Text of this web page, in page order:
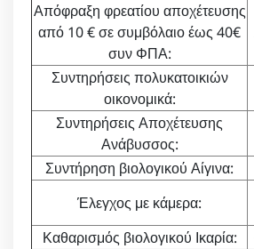
Απόφραξη φρεατίου αποχέτευσης
από 10 € σε συμβόλαιο έως 40€
συν ΦΠΑ:
Συντηρήσεις πολυκατοικιών
οικονομικά:
Συντηρήσεις Αποχέτευσης
Ανάβυσσος:
Συντήρηση βιολογικού Αίγινα:
Έλεγχος με κάμερα:
Καθαρισμός βιολογικού Ικαρία: